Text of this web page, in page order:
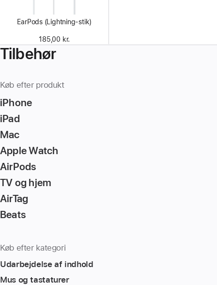
EarPods (Lightning-stik)
185,00 kr.
Tilbehør
Køb efter produkt
iPhone
iPad
Mac
Apple Watch
AirPods
TV og hjem
AirTag
Beats
Køb efter kategori
Udarbejdelse af indhold
Mus og tastaturer